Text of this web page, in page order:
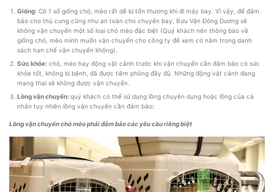
Giống: Có 1 số giống chó, mèo rất dễ bị tổn thương khi đi máy bay. Vì vậy, để đảm
bảo cho thú cưng cũng như an toàn cho chuyến bay, Bưu Vận Đông Dương sẽ
không vận chuyển một số loại chó mèo đặc biệt (Quý khách nên thông báo về
giống chó, mèo mình muốn vận chuyển cho công ty để xem có nằm trong danh
sách hạn chế vận chuyển không).
Sức khỏe: chó, mèo hay động vật cảnh trước khi vận chuyển cần đảm bảo có sức
khỏe tốt, không bị bệnh, đã được tiêm phòng đầy đủ. Những động vật cảnh đang
mang thai sẽ không được vận chuyển.
Lồng vận chuyển:quý khách có thể sử dụng lồng chuyên dụng hoặc lồng của cá
nhân tuy nhiên lồng vận chuyển cần đảm bảo:
Lồng vận chuyển chó mèo phải đảm bảo các yêu cầu riêng biệt